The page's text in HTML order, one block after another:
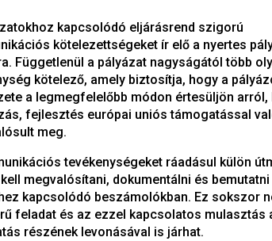
kapcsolódó eljárásrend szigorú
kötelezettségeket ír elő a nyertes
Függetlenül a pályázat nagyságától több
kötelező, amely biztosítja, hogy a
a legmegfelelőbb módon értesüljön arról,
fejlesztés európai uniós támogatással
meg.
tevékenységeket ráadásul külön
megvalósítani, dokumentálni és bemutatni
kapcsolódó beszámolókban. Ez sokszor
feladat és az ezzel kapcsolatos mulasztás
részének levonásával is járhat.